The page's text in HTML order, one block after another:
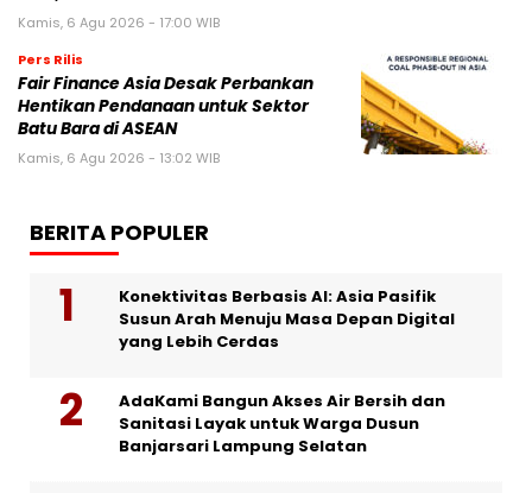
Kamis, 6 Agu 2026 - 17:00 WIB
Pers Rilis
Fair Finance Asia Desak Perbankan
Hentikan Pendanaan untuk Sektor
Batu Bara di ASEAN
Kamis, 6 Agu 2026 - 13:02 WIB
BERITA POPULER
Konektivitas Berbasis AI: Asia Pasifik
Susun Arah Menuju Masa Depan Digital
yang Lebih Cerdas
AdaKami Bangun Akses Air Bersih dan
Sanitasi Layak untuk Warga Dusun
Banjarsari Lampung Selatan